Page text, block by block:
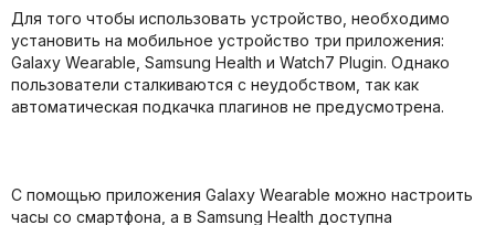
Для того чтобы использовать устройство, необходимо
установить на мобильное устройство три приложения:
Galaxy Wearable, Samsung Health и Watch7 Plugin. Однако
пользователи сталкиваются с неудобством, так как
автоматическая подкачка плагинов не предусмотрена.
С помощью приложения Galaxy Wearable можно настроить
часы со смартфона, а в Samsung Health доступна